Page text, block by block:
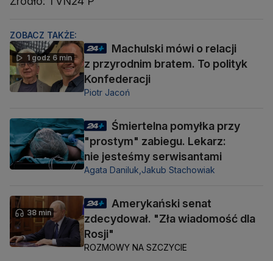
ZOBACZ TAKŻE:
1 godz 6 min
Machulski mówi o relacji
z przyrodnim bratem. To polityk
Konfederacji
Piotr Jacoń
Śmiertelna pomyłka przy
"prostym" zabiegu. Lekarz:
nie jesteśmy serwisantami
Agata Daniluk, Jakub Stachowiak
38 min
Amerykański senat
zdecydował. "Zła wiadomość dla
Rosji"
ROZMOWY NA SZCZYCIE